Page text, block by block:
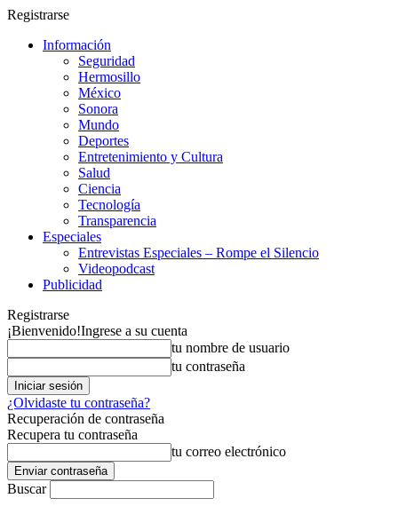
Registrarse
Información
Seguridad
Hermosillo
México
Sonora
Mundo
Deportes
Entretenimiento y Cultura
Salud
Ciencia
Tecnología
Transparencia
Especiales
Entrevistas Especiales – Rompe el Silencio
Videopodcast
Publicidad
Registrarse
¡Bienvenido!Ingrese a su cuenta
tu nombre de usuario
tu contraseña
¿Olvidaste tu contraseña?
Recuperación de contraseña
Recupera tu contraseña
tu correo electrónico
Buscar